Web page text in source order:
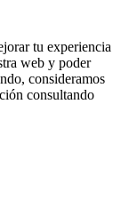
tu experiencia
web y poder
consideramos
consultando